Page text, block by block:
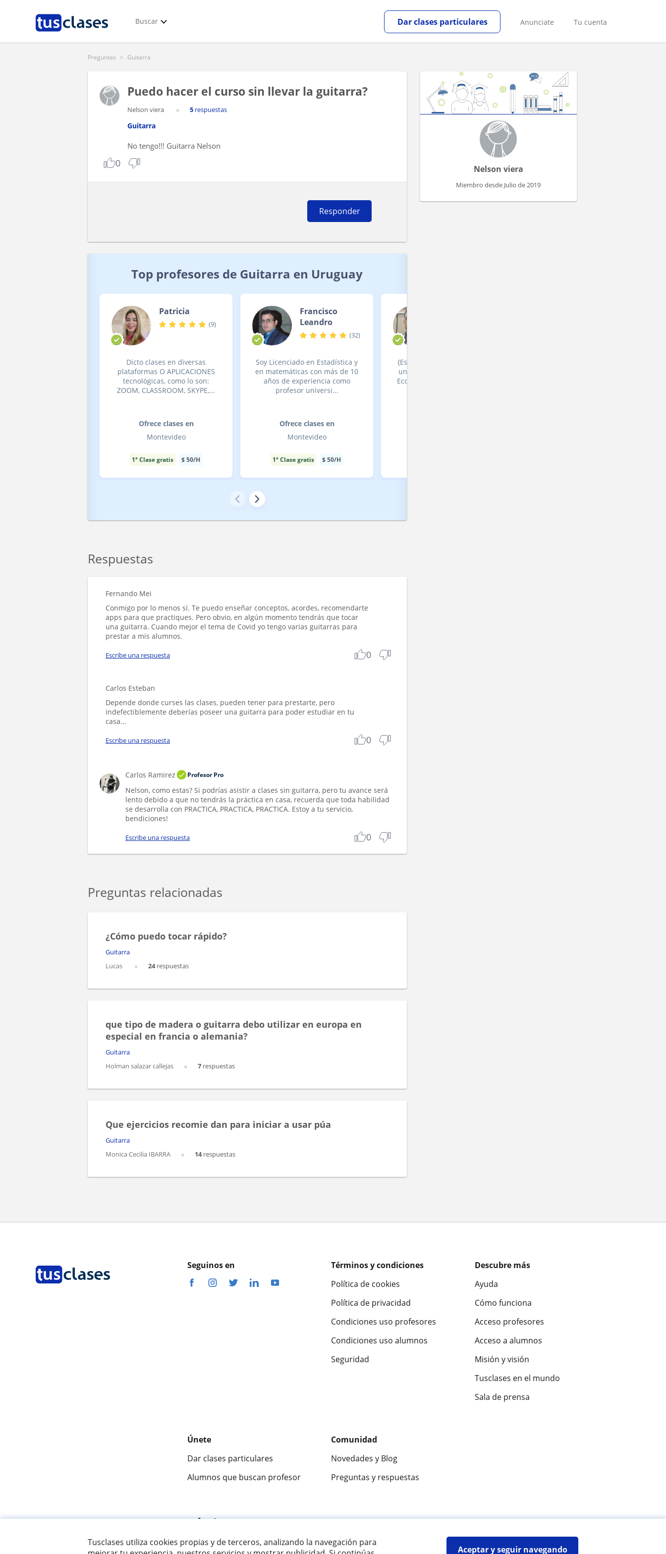
Tusclases utiliza cookies propias y de terceros, analizando la navegación para
Aceptar y seguir navegando
Buscar Anunciate Tu cuenta
Dar clases particulares
Preguntas > Guitarra
Puedo hacer el curso sin llevar la guitarra?
Nelson viera 5 respuestas
Guitarra
No tengo!!! Guitarra Nelson
0
Responder
Top profesores de Guitarra en Uruguay
Patricia
(9)
Dicto clases en diversas
plataformas O APLICACIONES
tecnológicas, como lo son:
ZOOM, CLASSROOM, SKYPE,...
Ofrece clases en
Montevideo
1ª Clase gratis $50/H
Francisco
Leandro
(32)
Soy Licenciado en Estadística y
en matemáticas con más de 10
años de experiencia como
profesor universi...
Ofrece clases en
Montevideo
1ª Clase gratis $50/H
{Español} Soy Mauro, profesor
universitario y doctorando en
Economía, con más de 10 años
Respuestas
Fernando Mei
Conmigo por lo menos sí. Te puedo enseñar conceptos, acordes, recomendarte
apps para que practiques. Pero obvio, en algún momento tendrás que tocar
una guitarra. Cuando mejor el tema de Covid yo tengo varias guitarras para
prestar a mis alumnos.
Escribe una respuesta 0
Carlos Esteban
Depende donde curses las clases, pueden tener para prestarte, pero
indefectiblemente deberías poseer una guitarra para poder estudiar en tu
casa...
Escribe una respuesta 0
Carlos Ramirez Profesor Pro
Nelson, como estas? Si podrías asistir a clases sin guitarra, pero tu avance será
lento debido a que no tendrás la práctica en casa, recuerda que toda habilidad
se desarrolla con PRACTICA, PRACTICA, PRACTICA. Estoy a tu servicio,
bendiciones!
Escribe una respuesta 0
Preguntas relacionadas
¿Cómo puedo tocar rápido?
Guitarra
Lucas
24respuestas
que tipo de madera o guitarra debo utilizar en europa en
especial en francia o alemania?
Guitarra
Holman salazar callejas
7 respuestas
Que ejercicios recomie dan para iniciar a usar púa
Guitarra
Monica Cecilia IBARRA
14respuestas
Nelson viera
Miembro desde Julio de 2019
Seguinos en
Términos y condiciones
Política de cookies
Política de privacidad
Condiciones uso profesores
Condiciones uso alumnos
Seguridad
Descubre más
Ayuda
Cómo funciona
Acceso profesores
Acceso a alumnos
Misión y visión
Tusclases en el mundo
Sala de prensa
Únete
Dar clases particulares
Alumnos que buscan profesor
Comunidad
Novedades y Blog
Preguntas y respuestas
Fantástica 9,5/10 ★★★★★